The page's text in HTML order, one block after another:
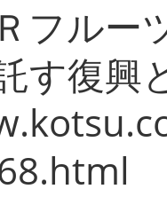
ルー
す復興